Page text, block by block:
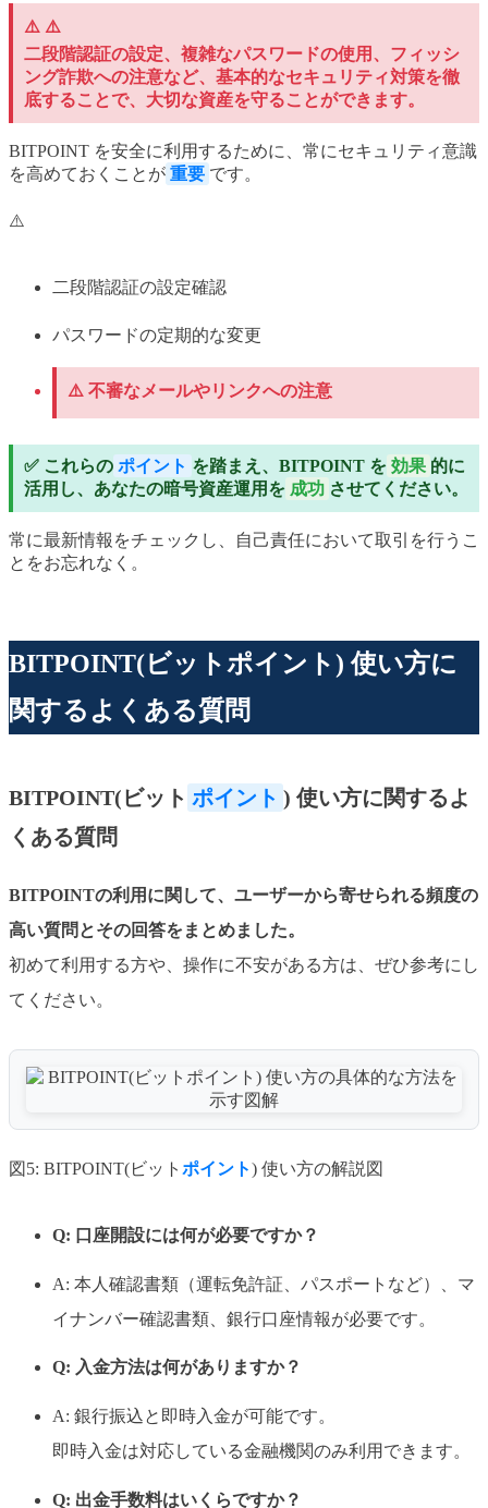
⚠️ ⚠️
二段階認証の設定、複雑なパスワードの使用、フィッシ
ング詐欺への注意など、基本的なセキュリティ対策を徹
底することで、大切な資産を守ることができます。
BITPOINT を安全に利用するために、常にセキュリティ意識
を高めておくことが 重要 です。
⚠️
二段階認証の設定確認
パスワードの定期的な変更
⚠️ 不審なメールやリンクへの注意
✅ これらの ポイント を踏まえ、BITPOINT を 効果 的に
活用し、あなたの暗号資産運用を 成功 させてください。
常に最新情報をチェックし、自己責任において取引を行うこ
とをお忘れなく。
BITPOINT(ビットポイント) 使い方に
関するよくある質問
BITPOINT(ビット ポイント ) 使い方に関するよ
くある質問
BITPOINTの利用に関して、ユーザーから寄せられる頻度の
高い質問とその回答をまとめました。
初めて利用する方や、操作に不安がある方は、ぜひ参考にし
てください。
図5: BITPOINT(ビット ポイント) 使い方の解説図
Q: 口座開設には何が必要ですか？
A: 本人確認書類（運転免許証、パスポートなど）、マ
イナンバー確認書類、銀行口座情報が必要です。
Q: 入金方法は何がありますか？
A: 銀行振込と即時入金が可能です。
即時入金は対応している金融機関のみ利用できます。
Q: 出金手数料はいくらですか？